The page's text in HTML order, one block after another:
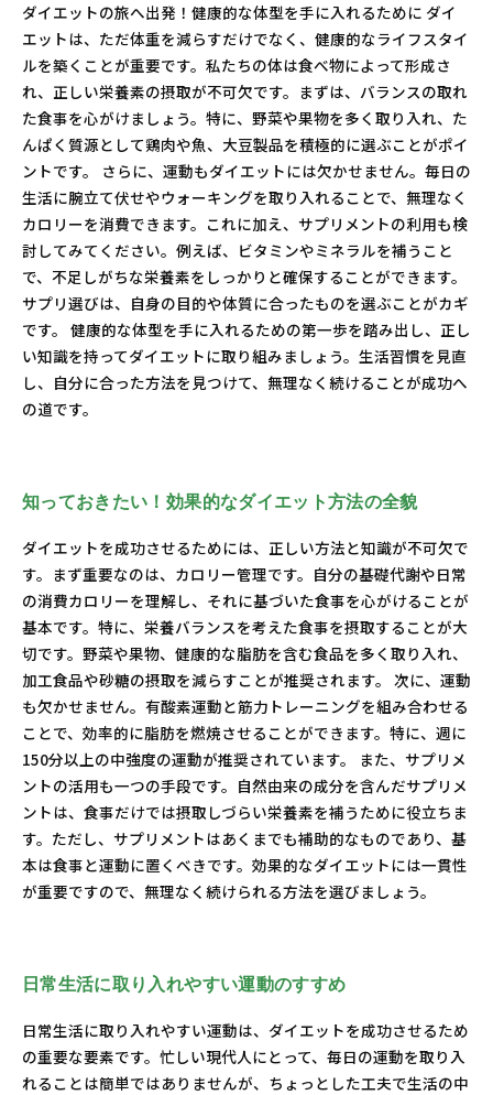
ダイエットの旅へ出発！健康的な体型を手に入れるために ダイ
エットは、ただ体重を減らすだけでなく、健康的なライフスタイ
ルを築くことが重要です。私たちの体は食べ物によって形成さ
れ、正しい栄養素の摂取が不可欠です。まずは、バランスの取れ
た食事を心がけましょう。特に、野菜や果物を多く取り入れ、た
んぱく質源として鶏肉や魚、大豆製品を積極的に選ぶことがポイ
ントです。 さらに、運動もダイエットには欠かせません。毎日の
生活に腕立て伏せやウォーキングを取り入れることで、無理なく
カロリーを消費できます。これに加え、サプリメントの利用も検
討してみてください。例えば、ビタミンやミネラルを補うこと
で、不足しがちな栄養素をしっかりと確保することができます。
サプリ選びは、自身の目的や体質に合ったものを選ぶことがカギ
です。 健康的な体型を手に入れるための第一歩を踏み出し、正し
い知識を持ってダイエットに取り組みましょう。生活習慣を見直
し、自分に合った方法を見つけて、無理なく続けることが成功へ
の道です。
知っておきたい！効果的なダイエット方法の全貌
ダイエットを成功させるためには、正しい方法と知識が不可欠で
す。まず重要なのは、カロリー管理です。自分の基礎代謝や日常
の消費カロリーを理解し、それに基づいた食事を心がけることが
基本です。特に、栄養バランスを考えた食事を摂取することが大
切です。野菜や果物、健康的な脂肪を含む食品を多く取り入れ、
加工食品や砂糖の摂取を減らすことが推奨されます。 次に、運動
も欠かせません。有酸素運動と筋力トレーニングを組み合わせる
ことで、効率的に脂肪を燃焼させることができます。特に、週に
150分以上の中強度の運動が推奨されています。 また、サプリメ
ントの活用も一つの手段です。自然由来の成分を含んだサプリメ
ントは、食事だけでは摂取しづらい栄養素を補うために役立ちま
す。ただし、サプリメントはあくまでも補助的なものであり、基
本は食事と運動に置くべきです。効果的なダイエットには一貫性
が重要ですので、無理なく続けられる方法を選びましょう。
日常生活に取り入れやすい運動のすすめ
日常生活に取り入れやすい運動は、ダイエットを成功させるため
の重要な要素です。忙しい現代人にとって、毎日の運動を取り入
れることは簡単ではありませんが、ちょっとした工夫で生活の中